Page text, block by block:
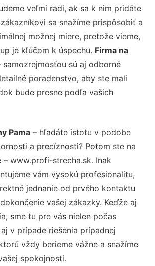
veľmi radi, ak sa k nim pridáte
sa snažíme prispôsobiť a
možnej miere, pretože vieme,
je kľúčom k úspechu. Firma na
samozrejmosťou sú aj odborné
poradenstvo, aby ste mali
bude presne podľa vašich
Pama – hľadáte istotu v podobe
a precíznosti? Potom ste na
– www.profi-strecha.sk. Inak
vám vysokú profesionalitu,
jednanie od prvého kontaktu
vašej zákazky. Keďže aj
sme tu pre vás nielen počas
v prípade riešenia prípadnej
vždy berieme vážne a snažíme
spokojnosti.